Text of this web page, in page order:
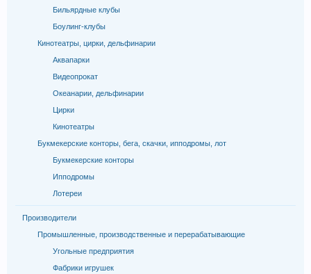
Бильярдные клубы
Боулинг-клубы
Кинотеатры, цирки, дельфинарии
Аквапарки
Видеопрокат
Океанарии, дельфинарии
Цирки
Кинотеатры
Букмекерские конторы, бега, скачки, ипподромы, лот
Букмекерские конторы
Ипподромы
Лотереи
Производители
Промышленные, производственные и перерабатывающие
Угольные предприятия
Фабрики игрушек